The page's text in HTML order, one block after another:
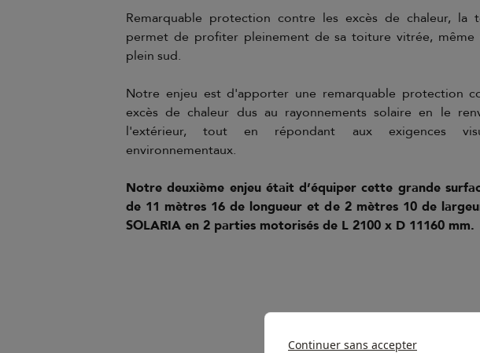
Remarquable protection contre les excès de chaleur, la
permet de profiter pleinement de sa toiture vitrée, même
plein sud.
Notre enjeu est d'apporter une remarquable protection
excès de chaleur dus au rayonnements solaire en le
l'extérieur, tout en répondant aux exigences
environnementaux.
Notre deuxième enjeu était d’équiper cette grande
de 11 mètres 16 de longueur et de 2 mètres 10 de
SOLARIA en 2 parties motorisés de L 2100 x D 11160 mm.
Continuer sans accepter